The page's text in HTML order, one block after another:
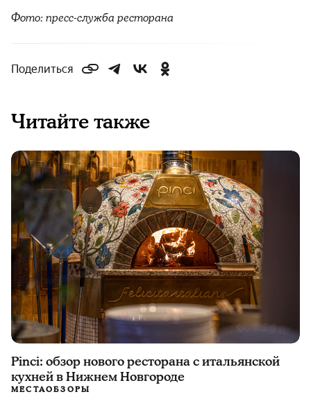
Фото: пресс-служба ресторана
Поделиться
Читайте также
Ріncі: обзор нового ресторана с итальянской
кухней в Нижнем Новгороде
МЕСТАОБЗОРЫ